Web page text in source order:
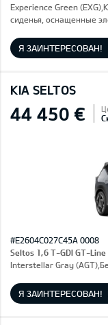
Experience Green
сиденья, оснащенные
Я ЗАИНТЕРЕСОВАН!
KIA SELTOS
44 450 €
#E2604C027C45A 0008
Seltos 1,6 T-GDI GT-Line
Interstellar Gray
Я ЗАИНТЕРЕСОВАН!